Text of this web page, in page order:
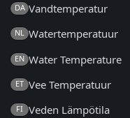
DA Vandtemperatur
NL Watertemperatuur
EN Water Temperature
ET Vee Temperatuur
FI Veden Lämpötila